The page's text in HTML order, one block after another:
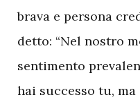
brava e persona
detto: “Nel nostro
sentimento
hai successo tu,